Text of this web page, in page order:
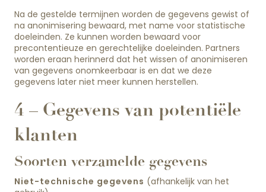
Na de gestelde termijnen worden de gegevens gewist of
na anonimisering bewaard, met name voor statistische
doeleinden. Ze kunnen worden bewaard voor
precontentieuze en gerechtelijke doeleinden. Partners
worden eraan herinnerd dat het wissen of anonimiseren
van gegevens onomkeerbaar is en dat we deze
gegevens later niet meer kunnen herstellen.
4 – Gegevens van potentiële
klanten
Soorten verzamelde gegevens
Niet-technische gegevens (afhankelijk van het